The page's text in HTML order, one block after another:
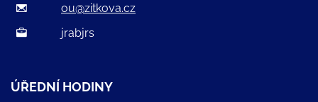
ou@zitkova.cz
jrabjrs
ÚŘEDNÍ HODINY